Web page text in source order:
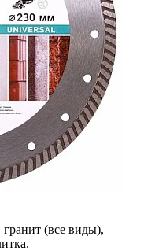
(все виды),